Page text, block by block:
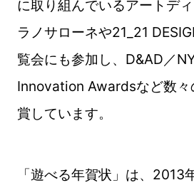
に取り組んでいるアートデ
ラノサローネや21_21
覧会にも参加し、D&AD／
Innovation Awardsなど数々
賞しています。
「遊べる年賀状」は、2013